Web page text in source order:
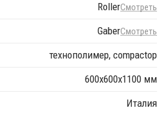
RollerСмотреть
GaberСмотреть
технополимер, compactop
600х600х1100 мм
Италия